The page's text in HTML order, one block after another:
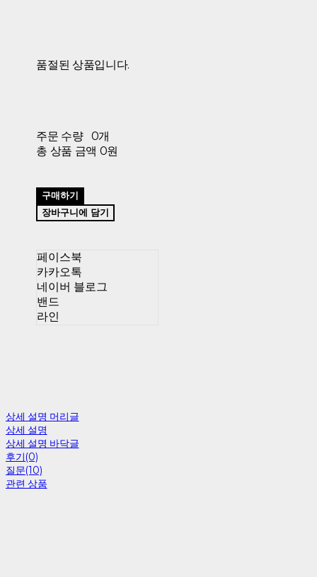
품절된 상품입니다.
주문 수량
0개
총 상품 금액 0원
구매하기
장바구니에 담기
페이스북
카카오톡
네이버 블로그
밴드
라인
상세 설명 머리글
상세 설명
상세 설명 바닥글
후기(0)
질문(10)
관련 상품